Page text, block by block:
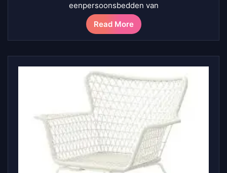
eenpersoonsbedden van
Read More